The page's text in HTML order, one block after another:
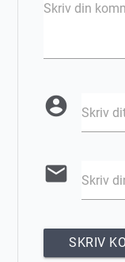
Skriv din
account_circle Skriv
email Skriv
SKRIV